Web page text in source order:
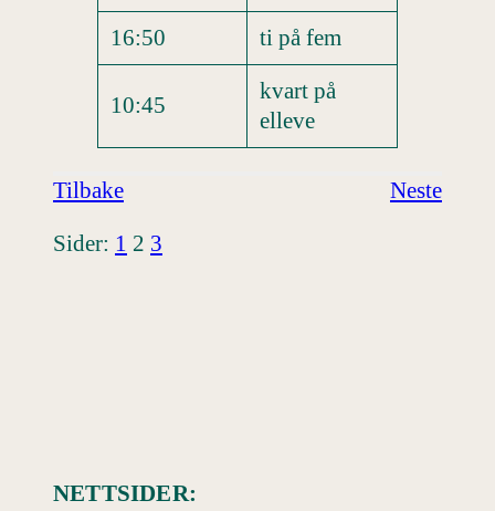
16:50
ti på fem
10:45
kvart på
elleve
Tilbake
Neste
Sider: 1 2 3
NETTSIDER: